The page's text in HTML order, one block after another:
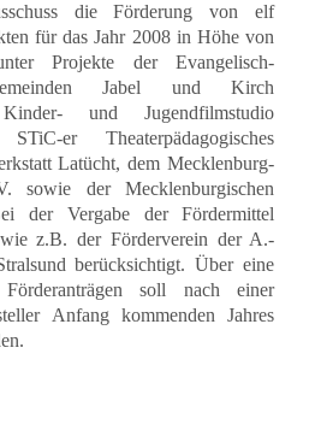
die Förderung von elf
für das Jahr 2008 in Höhe von
Projekte der Evangelisch-
Jabel und Kirch
und Jugendfilmstudio
er Theaterpädagogisches
Latücht, dem Mecklenburg-
sowie der Mecklenburgischen
der Vergabe der Fördermittel
z.B. der Förderverein der A.-
berücksichtigt. Über eine
soll nach einer
Anfang kommenden Jahres